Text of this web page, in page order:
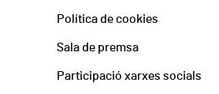
Política de cookies
Sala de premsa
Participació xarxes socials